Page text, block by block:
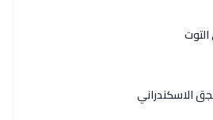
الاسكندراني